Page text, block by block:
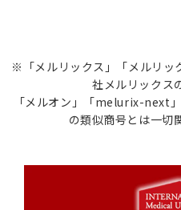
※「メルリックス」「メルリ
社メルリックス
「メルオン」「melurix-next
の類似商号とは一切